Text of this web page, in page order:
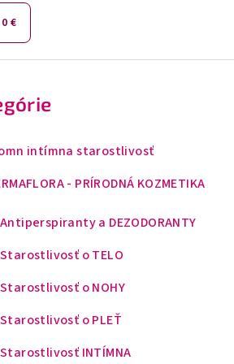
0 €
intímna starostlivosť
- PRÍRODNÁ KOZMETIKA
Antiperspiranty a DEZODORANTY
Starostlivosť o TELO
Starostlivosť o NOHY
Starostlivosť o PLEŤ
Starostlivosť INTÍMNA